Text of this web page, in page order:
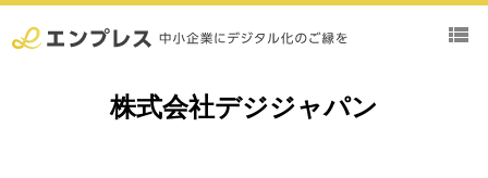
view_list
株式会社デジジャパン